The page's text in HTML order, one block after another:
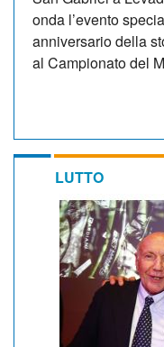
onda l’evento
anniversario della
al Campionato del
LUTTO